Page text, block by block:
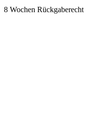
8 Wochen Rückgaberecht